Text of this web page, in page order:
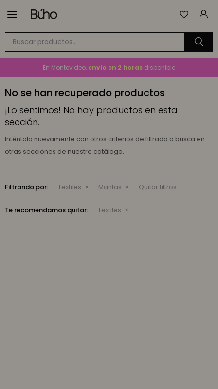

GRATIS
En Montevideo, envío en 2 horas disponible
No se han recuperado productos
¡Lo sentimos! No hay productos en esta
sección.
Inténtalo nuevamente con otros criterios de filtrado o busca en
otras secciones de nuestro catálogo.
Filtrando por: Textiles Mantas Quitar filtros
Te recomendamos quitar: Textiles